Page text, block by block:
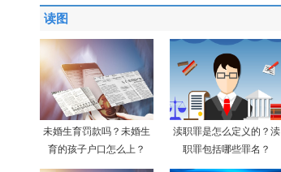
读图
未婚生育罚款吗？未婚生
育的孩子户口怎么上？
渎职罪是怎么定义的？渎
职罪包括哪些罪名？